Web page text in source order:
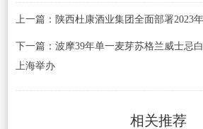
上一篇：陕西杜康酒业集团全面部署2023
下一篇：波摩39年单一麦芽苏格兰威士忌
上海举办
相关推荐